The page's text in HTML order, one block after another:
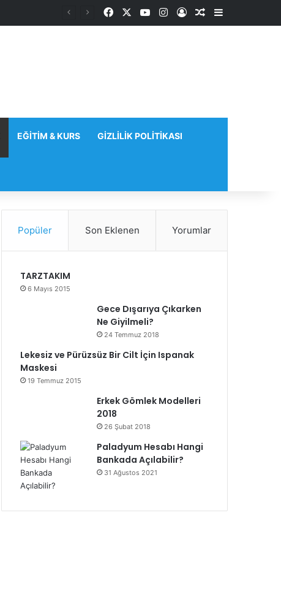
FacebookYouTubeInstagram
Kayıt OlRastgele Makale
Kenar
EĞITIM & KURS GIZLILIK POLITIKASI
Popüler Son Eklenen Yorumlar
TARZTAKIM
6 Mayıs 2015
Gece Dışarıya Çıkarken
Ne Giyilmeli?
24 Temmuz 2018
Lekesiz ve Pürüzsüz Bir Cilt İçin Ispanak
Maskesi
19 Temmuz 2015
Erkek Gömlek Modelleri
2018
26 Şubat 2018
Paladyum Hesabı Hangi
Bankada Açılabilir?
31 Ağustos 2021